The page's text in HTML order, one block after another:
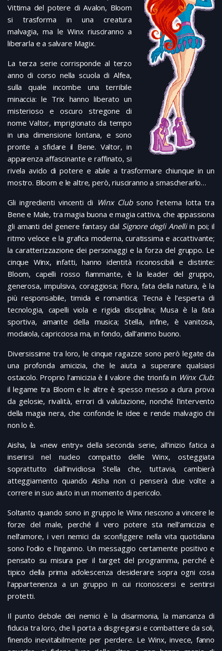
Vittima del potere di Avalon, Bloom
si trasforma in una creatura
malvagia, ma le Winx riusciranno a
liberarla e a salvare Magix.
La terza serie corrisponde al terzo
anno di corso nella scuola di Alfea,
sulla quale incombe una terribile
minaccia: le Trix hanno liberato un
misterioso e oscuro stregone di
nome Valtor, imprigionato da tempo
in una dimensione lontana, e sono
pronte a sfidare il Bene. Valtor, in
apparenza affascinante e raffinato, si
rivela avido di potere e abile a trasformare chiunque in un
mostro. Bloom e le altre, però, riusciranno a smascherarlo…
Gli ingredienti vincenti di Winx Clubsono l’eterna lotta tra
Bene e Male, tra magia buona e magia cattiva, che appassiona
gli amanti del genere fantasy dal Signore degli Anelliin poi; il
ritmo veloce e la grafica moderna, curatissima e accattivante;
la caratterizzazione dei personaggi e la forza del gruppo. Le
cinque Winx, infatti, hanno identità riconoscibili e distinte:
Bloom, capelli rosso fiammante, è la leader del gruppo,
generosa, impulsiva, coraggiosa; Flora, fata della natura, è la
più responsabile, timida e romantica; Tecna è l’esperta di
tecnologia, capelli viola e rigida disciplina; Musa è la fata
sportiva, amante della musica; Stella, infine, è vanitosa,
modaiola, capricciosa ma, in fondo, dall’animo buono.
Diversissime tra loro, le cinque ragazze sono però legate da
una profonda amicizia, che le aiuta a superare qualsiasi
ostacolo. Proprio l’amicizia è il valore che trionfa in Winx Club:
il legame tra Bloom e le altre è spesso messo a dura prova
da gelosie, rivalità, errori di valutazione, nonché l’intervento
della magia nera, che confonde le idee e rende malvagio chi
non lo è.
Aisha, la «new entry» della seconda serie, all’inizio fatica a
inserirsi nel nucleo compatto delle Winx, osteggiata
soprattutto dall’invidiosa Stella che, tuttavia, cambierà
atteggiamento quando Aisha non ci penserà due volte a
correre in suo aiuto in un momento di pericolo.
Soltanto quando sono in gruppo le Winx riescono a vincere le
forze del male, perché il vero potere sta nell’amicizia e
nell’amore, i veri nemici da sconfiggere nella vita quotidiana
sono l’odio e l’inganno. Un messaggio certamente positivo e
pensato su misura per il target del programma, perché è
tipico della prima adolescenza desiderare sopra ogni cosa
l’appartenenza a un gruppo in cui riconoscersi e sentirsi
protetti.
Il punto debole dei nemici è la disarmonia, la mancanza di
fiducia tra loro, che li porta a disgregarsi e combattere da soli,
finendo inevitabilmente per perdere. Le Winx, invece, fanno